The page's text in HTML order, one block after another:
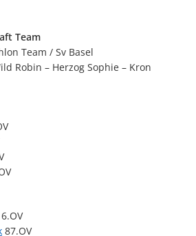
Team
Team / Sv Basel
Robin – Herzog Sophie – Kron
87.OV